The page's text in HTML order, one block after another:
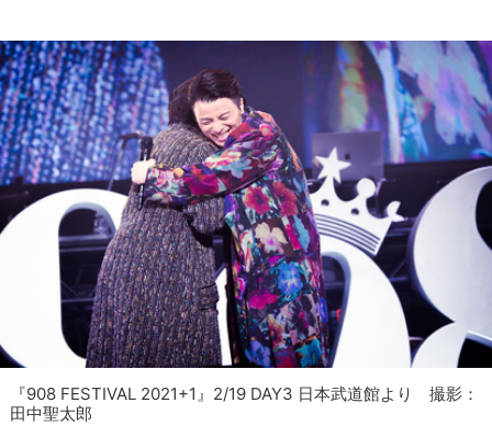
『908 FESTIVAL 2021+1』2/19 DAY3 日本武道館より 撮影：
田中聖太郎